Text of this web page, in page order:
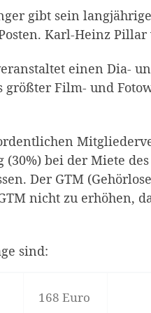
gibt sein
Karl-Heinz
einen Dia-
größter Film- und
(30%) bei der Miete
Der GTM
nicht zu erhöhen,
sind:
168 Euro